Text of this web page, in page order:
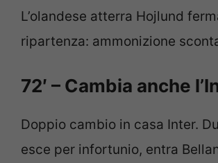
L’olandese atterra Hojlund
ripartenza: ammonizione
72′ – Cambia anche
Doppio cambio in casa Inter.
esce per infortunio, entra